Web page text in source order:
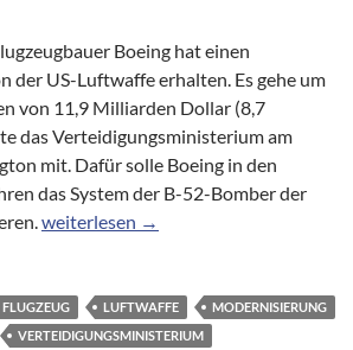
Boeing hat einen
der US-Luftwaffe erhalten. Es gehe um
von 11,9 Milliarden Dollar (8,7
das Verteidigungsministerium am
mit. Dafür solle Boeing in den
das System der B-52-Bomber der
Pentagon: Nächster Milliardendeal
weiterlesen →
FLUGZEUG LUFTWAFFE
MODERNISIERUNG
VERTEIDIGUNGSMINISTERIUM